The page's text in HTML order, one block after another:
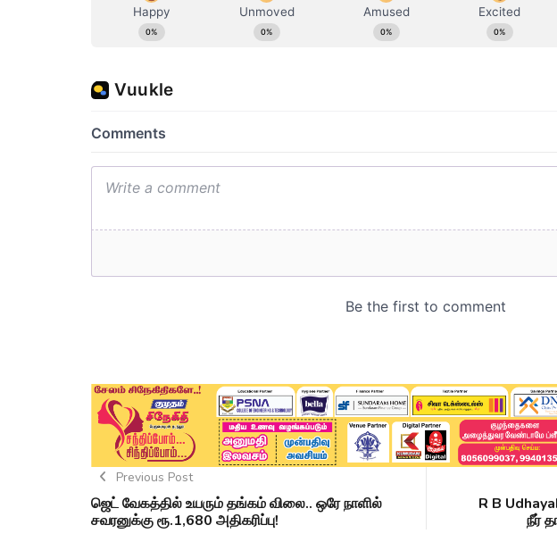
Previous Post
ஜெட் வேகத்தில் உயரும் தங்கம் விலை.. ஒரே நாளில்
சவரனுக்கு ரூ.1,680 அதிகரிப்பு!
R B
நீர்